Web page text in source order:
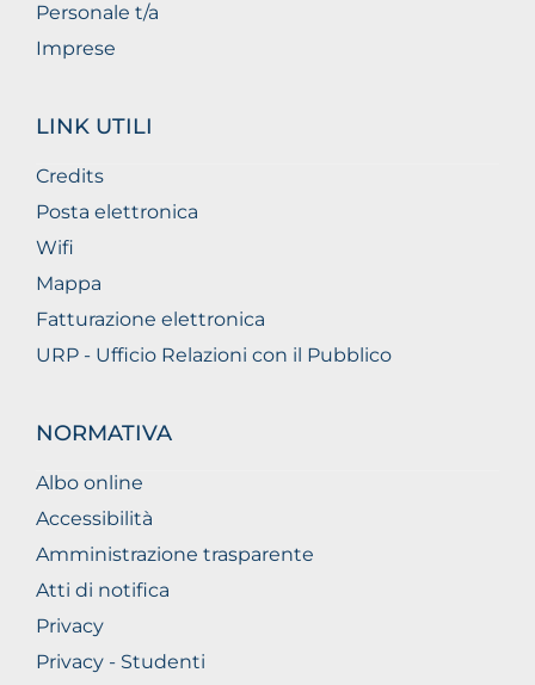
Personale t/a
Imprese
LINK UTILI
Credits
Posta elettronica
Wifi
Mappa
Fatturazione elettronica
URP - Ufficio Relazioni con il Pubblico
NORMATIVA
Albo online
Accessibilità
Amministrazione trasparente
Atti di notifica
Privacy
Privacy - Studenti